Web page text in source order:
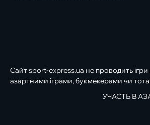
Сайт sport-express.ua не проводить ігри
азартними іграми, букмекерами чи
УЧАСТЬ В